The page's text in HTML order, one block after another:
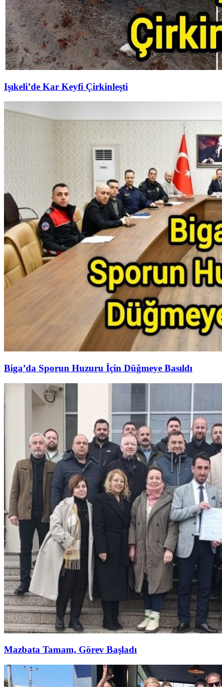
Işıkeli’de Kar Keyfi Çirkinleşti
Biga’da Sporun Huzuru İçin Düğmeye Basıldı
Mazbata Tamam, Görev Başladı